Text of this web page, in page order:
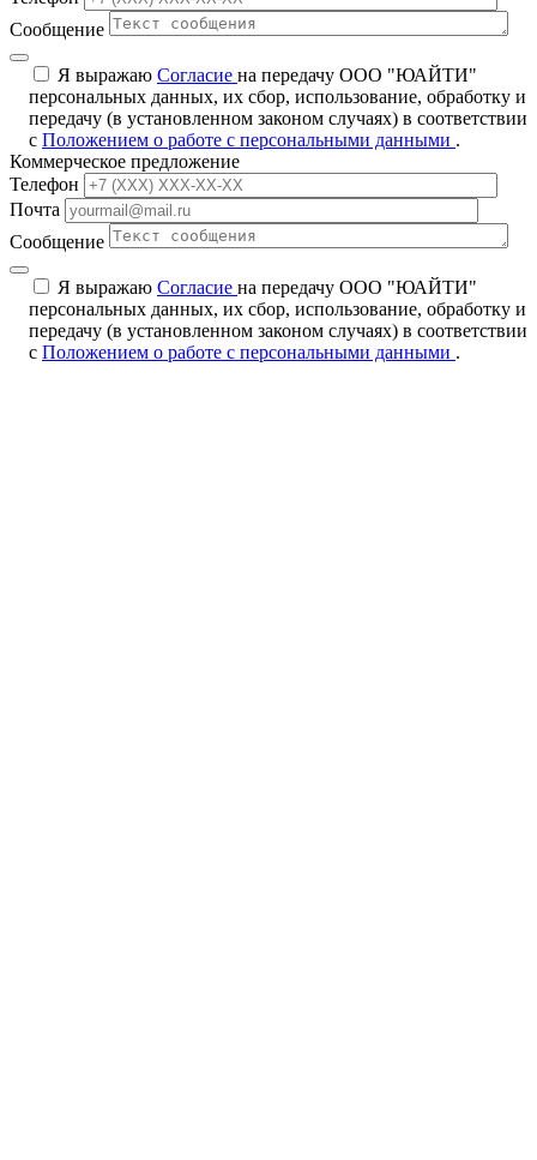
Сообщение
Я выражаю Согласие на передачу ООО "ЮАЙТИ"
персональных данных, их сбор, использование, обработку и
передачу (в установленном законом случаях) в соответствии
с Положением о работе с персональными данными .
Коммерческое предложение
Телефон
Почта
Сообщение
Я выражаю Согласие на передачу ООО "ЮАЙТИ"
персональных данных, их сбор, использование, обработку и
передачу (в установленном законом случаях) в соответствии
с Положением о работе с персональными данными .